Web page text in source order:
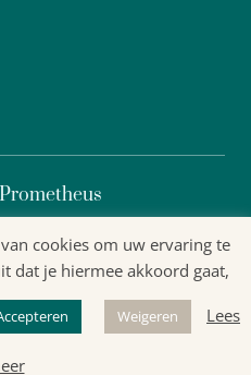
cookies om uw ervaring te
dat je hiermee akkoord gaat,
Weigeren Lees